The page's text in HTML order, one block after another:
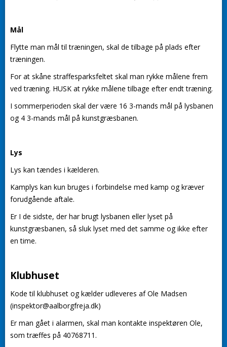
Mål
Flytte man mål til træningen, skal de tilbage på plads efter
træningen.
For at skåne straffesparksfeltet skal man rykke målene frem
ved træning. HUSK at rykke målene tilbage efter endt træning.
I sommerperioden skal der være 16 3-mands mål på lysbanen
og 4 3-mands mål på kunstgræsbanen.
Lys
Lys kan tændes i kælderen.
Kamplys kan kun bruges i forbindelse med kamp og kræver
forudgående aftale.
Er I de sidste, der har brugt lysbanen eller lyset på
kunstgræsbanen, så sluk lyset med det samme og ikke efter
en time.
Klubhuset
Kode til klubhuset og kælder udleveres af Ole Madsen
(inspektor@aalborgfreja.dk)
Er man gået i alarmen, skal man kontakte inspektøren Ole,
som træffes på 40768711.